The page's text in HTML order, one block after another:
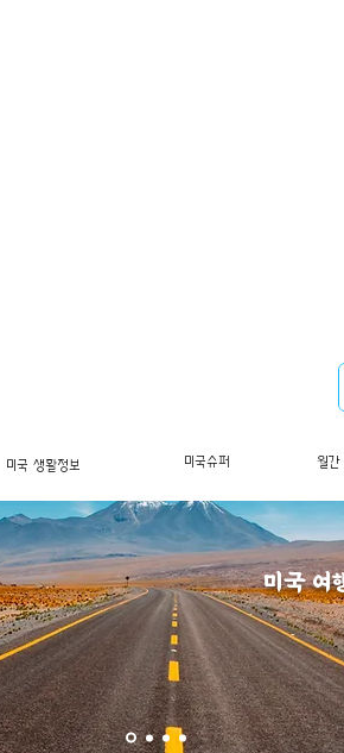
미국 여
미국 생활정보 미국슈퍼 월간